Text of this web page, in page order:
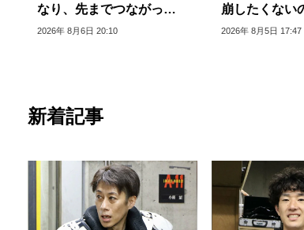
なり、先までつながって
いる」
2026年 8月6日 20:10
崩したくない
できるように」
2026年 8月5日 17:47
新着記事